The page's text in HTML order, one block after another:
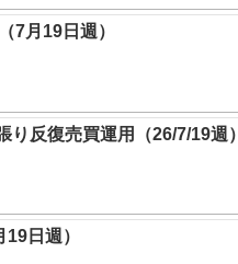
月19日週）
反復売買運用（26/7/19週）
日週）